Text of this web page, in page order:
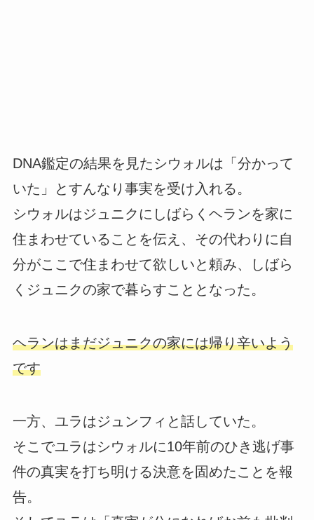
DNA鑑定の結果を見たシウォルは「分かって
いた」とすんなり事実を受け入れる。
シウォルはジュニクにしばらくヘランを家に
住まわせていることを伝え、その代わりに自
分がここで住まわせて欲しいと頼み、しばら
くジュニクの家で暮らすこととなった。
ヘランはまだジュニクの家には帰り辛いよう
です
一方、ユラはジュンフィと話していた。
そこでユラはシウォルに10年前のひき逃げ事
件の真実を打ち明ける決意を固めたことを報
告。